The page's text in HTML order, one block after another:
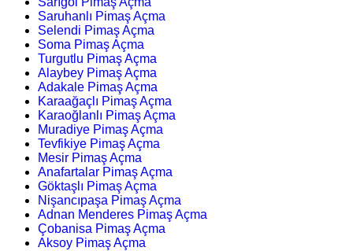
Saruhanlı Pimaş Açma
Selendi Pimaş Açma
Soma Pimaş Açma
Turgutlu Pimaş Açma
Alaybey Pimaş Açma
Adakale Pimaş Açma
Karaağaçlı Pimaş Açma
Karaoğlanlı Pimaş Açma
Muradiye Pimaş Açma
Tevfikiye Pimaş Açma
Mesir Pimaş Açma
Anafartalar Pimaş Açma
Göktaşlı Pimaş Açma
Nişancıpaşa Pimaş Açma
Adnan Menderes Pimaş Açma
Çobanisa Pimaş Açma
Aksoy Pimaş Açma